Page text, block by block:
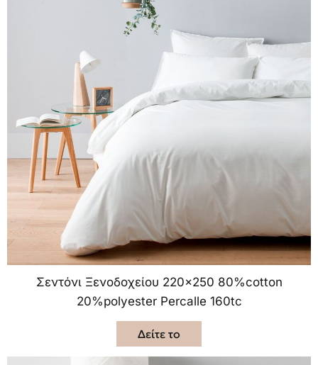
Σεντόνι Ξενοδοχείου 220×250 80%cotton
20%polyester Percalle 160tc
Δείτε το